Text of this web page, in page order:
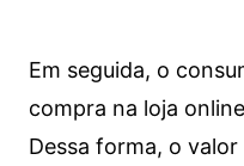
Em seguida, o
compra na loja
Dessa forma, o